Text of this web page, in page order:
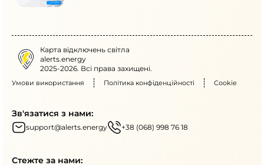
Карта відключень світла
alerts.energy
2025-2026. Всі права захищені.
Умови використання Політика конфіденційності Cookie
Зв'язатися з нами:
support@alerts.energy +38 (068) 998 76 18
Стежте за нами: